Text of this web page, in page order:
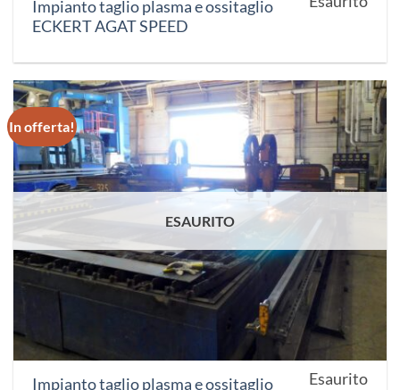
Impianto taglio plasma e ossitaglio
ECKERT AGAT SPEED
In offerta!
ESAURITO
Impianto taglio plasma e ossitaglio Esaurito